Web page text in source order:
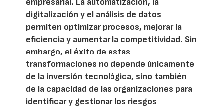
empresarial. La automatización, la
digitalización y el análisis de datos
permiten optimizar procesos, mejorar la
eficiencia y aumentar la competitividad. Sin
embargo, el éxito de estas
transformaciones no depende únicamente
de la inversión tecnológica, sino también
de la capacidad de las organizaciones para
identificar y gestionar los riesgos